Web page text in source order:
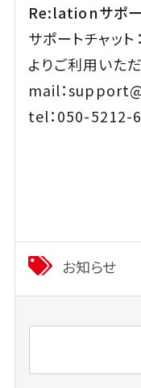
Re:lationサポ
サポートチャッ
よりご利用いた
mail：
tel：050-5212-
お知らせ